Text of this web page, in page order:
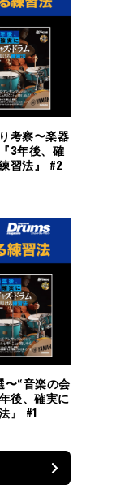
考察〜楽器
3年後、確
習法』 #2
〜“音楽の会
後、確実に
』 #1